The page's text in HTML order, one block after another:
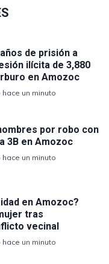
de prisión a
ilícita de 3,880
en Amozoc
hace un minuto
por robo con
3B en Amozoc
hace un minuto
en Amozoc?
tras
vecinal
hace un minuto